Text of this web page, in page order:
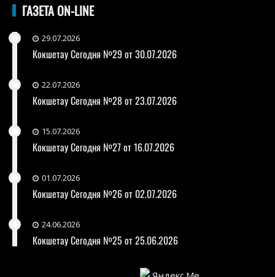
ГАЗЕТА ON-LINE
29.07.2026
Кокшетау Сегодня №29 от 30.07.2026
22.07.2026
Кокшетау Сегодня №28 от 23.07.2026
15.07.2026
Кокшетау Сегодня №27 от 16.07.2026
01.07.2026
Кокшетау Сегодня №26 от 02.07.2026
24.06.2026
Кокшетау Сегодня №25 от 25.06.2026